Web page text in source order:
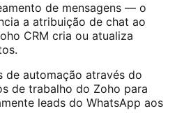
de mensagens — o
a atribuição de chat ao
CRM cria ou atualiza
de automação através do
de trabalho do Zoho para
leads do WhatsApp aos